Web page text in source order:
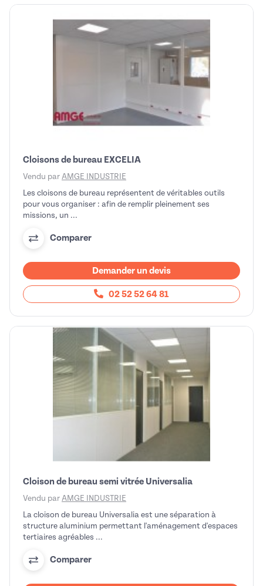
Cloisons de bureau EXCELIA
Vendu par AMGE INDUSTRIE
Les cloisons de bureau représentent de véritables outils
pour vous organiser : afin de remplir pleinement ses
missions, un ...
Comparer
Demander un devis
02 52 52 64 81
Cloison de bureau semi vitrée Universalia
Vendu par AMGE INDUSTRIE
La cloison de bureau Universalia est une séparation à
structure aluminium permettant l'aménagement d'espaces
tertiaires agréables ...
Comparer